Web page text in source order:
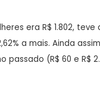
era R$ 1.802,
a mais. Ainda
passado (R$ 60 e R$